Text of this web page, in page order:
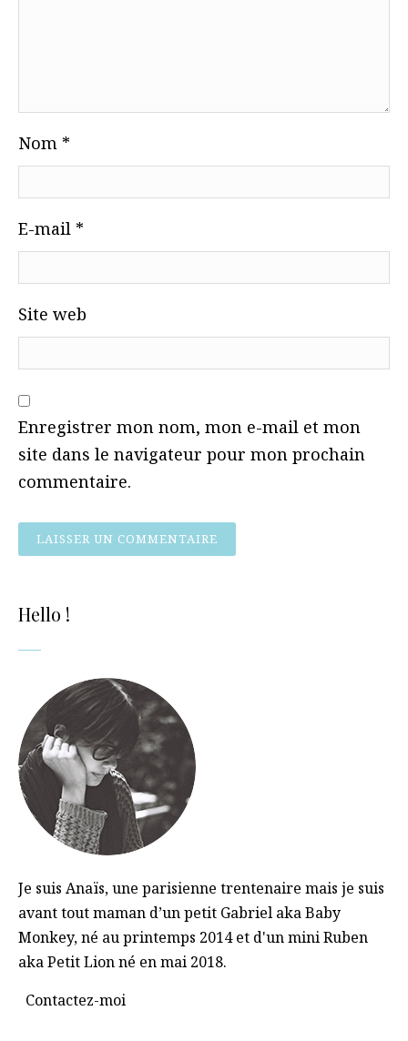
Nom *
E-mail *
Site web
Enregistrer mon nom, mon e-mail et mon
site dans le navigateur pour mon prochain
commentaire.
Hello !
Je suis Anaïs, une parisienne trentenaire mais je suis
avant tout maman d’un petit Gabriel aka Baby
Monkey, né au printemps 2014 et d'un mini Ruben
aka Petit Lion né en mai 2018.
Contactez-moi